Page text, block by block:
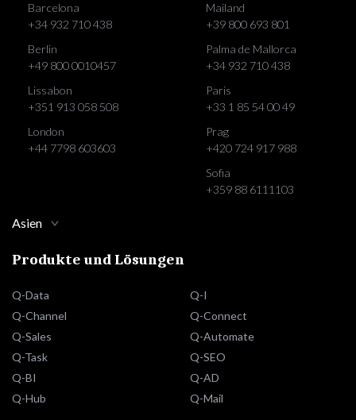
Barcelona
+34 932 710 438
Berlin
+49 800 0010457
Lissabon
+351 913 058 508
London
+44 7798 603603
Mailand
+39 800 693 801
Palma de Mallorca
+34 932 710 438
Paris
+33 1 85 54 00 49
Prag
+420 724 917 988
Sofia
+359 88 6111103
Asien
Produkte und Lösungen
Q-Data
Q-Channel
Q-Sales
Q-Task
Q-BI
Q-Hub
Q-I
Q-Connect
Q-Automate
Q-SEO
Q-AD
Q-Mail